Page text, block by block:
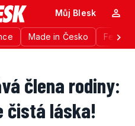
Made in Česko
Můj Blesk
člena rodiny:
čistá láska!